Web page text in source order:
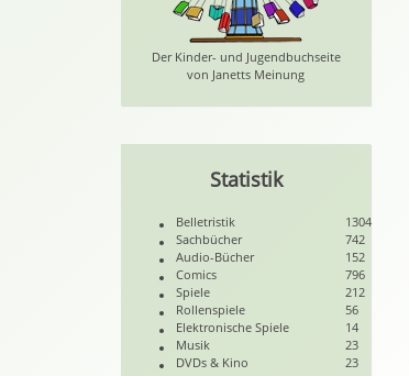
Der Kinder- und Jugendbuchseite
von Janetts Meinung
Statistik
Belletristik
1304
Sachbücher
742
Audio-Bücher
152
Comics
796
Spiele
212
Rollenspiele
56
Elektronische Spiele
14
Musik
23
DVDs & Kino
23